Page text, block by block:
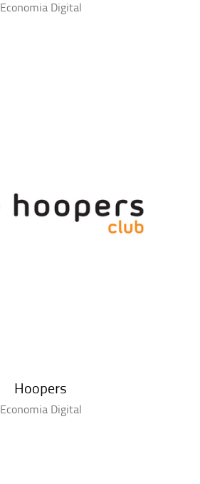
Economia Digital
Hoopers
Economia Digital